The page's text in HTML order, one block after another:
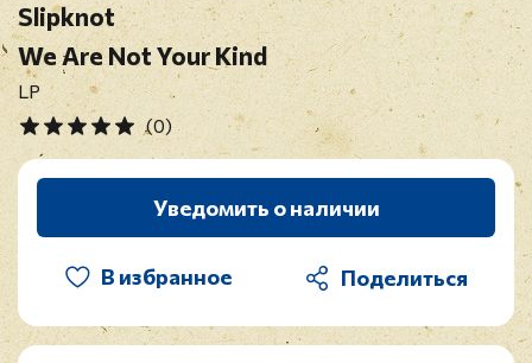
Slipknot
We Are Not Your Kind
LP
(0)
Уведомить о наличии
В избранное